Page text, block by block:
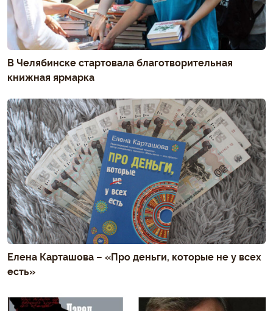
В Челябинске стартовала благотворительная
книжная ярмарка
Елена Карташова – «Про деньги, которые не у всех
есть»